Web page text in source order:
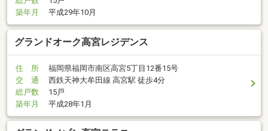
築年月
平成29年10月
グランドオーク高宮レジデンス
住 所
福岡県福岡市南区高宮5丁目12番15号
交 通
西鉄天神大牟田線 高宮駅 徒歩4分
総戸数
15戸
築年月
平成28年1月